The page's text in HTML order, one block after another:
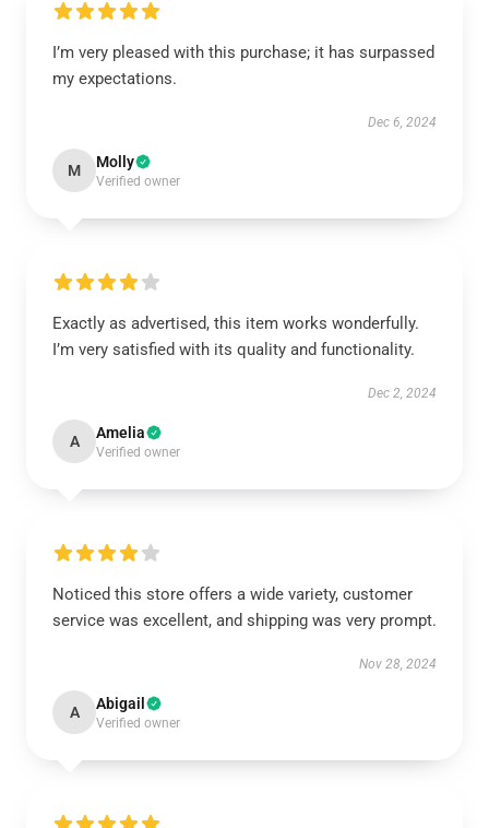
I’m very pleased with this purchase; it has surpassed
my expectations.
Dec 6, 2024
M Molly
Verified owner
Exactly as advertised, this item works wonderfully.
I’m very satisfied with its quality and functionality.
Dec 2, 2024
A Amelia
Verified owner
Noticed this store offers a wide variety, customer
service was excellent, and shipping was very prompt.
Nov 28, 2024
A Abigail
Verified owner